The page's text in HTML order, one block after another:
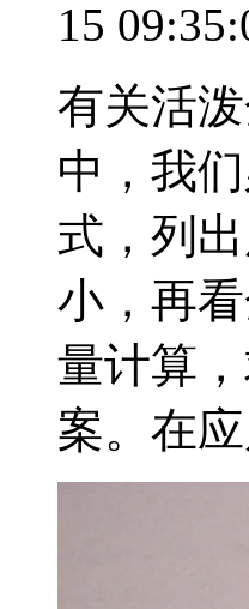
15
有关活
中，我
式，列
小，再
量计算
案。在